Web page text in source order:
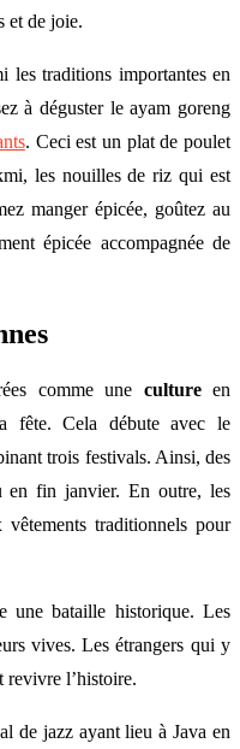
et de joie.
les traditions importantes en
à déguster le ayam goreng
. Ceci est un plat de poulet
les nouilles de riz qui est
manger épicée, goûtez au
épicée accompagnée de
comme une cultureen
fête. Cela débute avec le
trois festivals. Ainsi, des
en fin janvier. En outre, les
traditionnels pour
une bataille historique. Les
vives. Les étrangers qui y
revivre l’histoire.
de jazz ayant lieu à Java en